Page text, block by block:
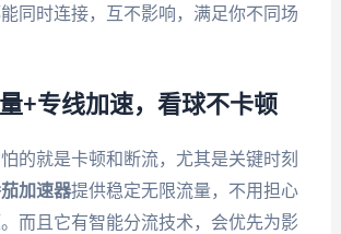
同时连接，互不影响，满足你不同场
+专线加速，看球不卡顿
的就是卡顿和断流，尤其是关键时刻
加速器提供稳定无限流量，不用担心
而且它有智能分流技术，会优先为影